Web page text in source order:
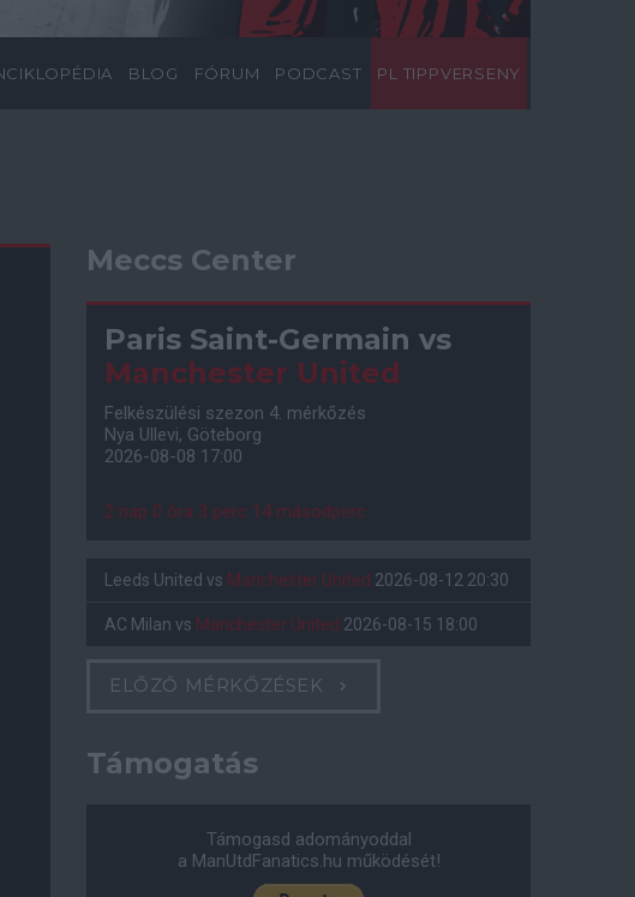
BLOG FÓRUM PODCAST PL TIPPVERSENY
Meccs Center
Paris Saint-Germain vs
Manchester United
Felkészülési szezon 4. mérkőzés
Nya Ullevi, Göteborg
2026-08-08 17:00
2 nap 0 óra 3 perc 13 másodperc
Leeds United vs Manchester United 2026-08-12 20:30
AC Milan vs Manchester United 2026-08-15 18:00
ELŐZŐ MÉRKŐZÉSEK
Támogatás
Támogasd adományoddal
a ManUtdFanatics.hu működését!